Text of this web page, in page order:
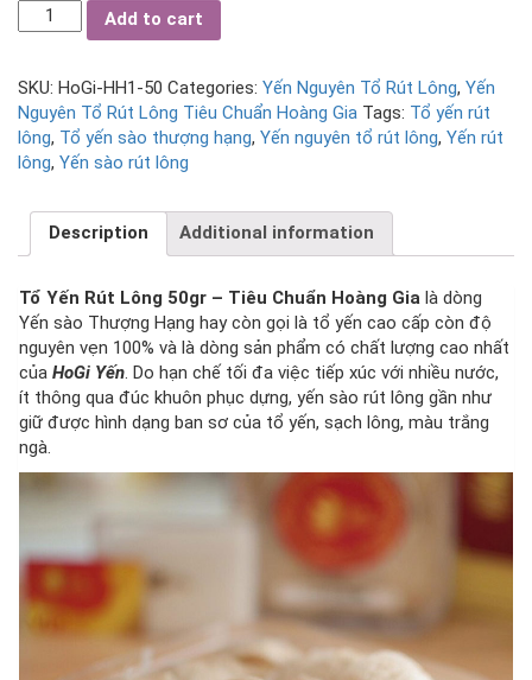
Yến
Lông
50gr
-
Tiêu
Hoàng
quantity
Add to cart
SKU: HoGi-HH1-50 Categories: Yến Nguyên Tổ Rút Lông, Yến
Nguyên Tổ Rút Lông Tiêu Chuẩn Hoàng Gia Tags: Tổ yến rút
lông, Tổ yến sào thượng hạng, Yến nguyên tổ rút lông, Yến rút
lông, Yến sào rút lông
Description Additional information
Tổ Yến Rút Lông 50gr – Tiêu Chuẩn Hoàng Gia là dòng
Yến sào Thượng Hạng hay còn gọi là tổ yến cao cấp còn độ
nguyên vẹn 100% và là dòng sản phẩm có chất lượng cao nhất
của HoGi Yến. Do hạn chế tối đa việc tiếp xúc với nhiều nước,
ít thông qua đúc khuôn phục dựng, yến sào rút lông gần như
giữ được hình dạng ban sơ của tổ yến, sạch lông, màu trắng
ngà.